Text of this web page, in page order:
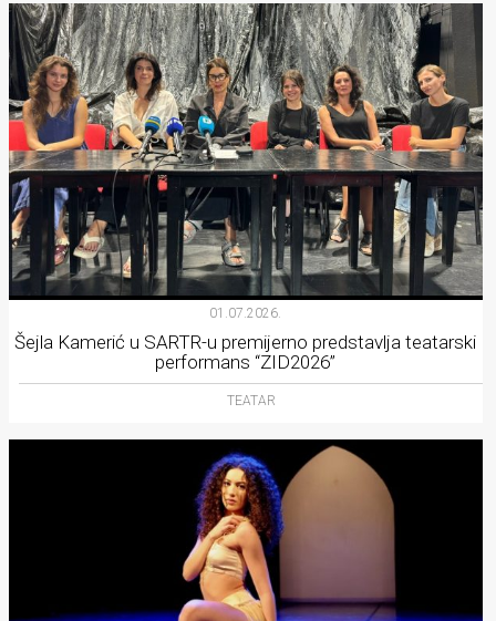
01.07.2026.
Šejla Kamerić u SARTR-u premijerno predstavlja teatarski
performans “ZID2026”
TEATAR